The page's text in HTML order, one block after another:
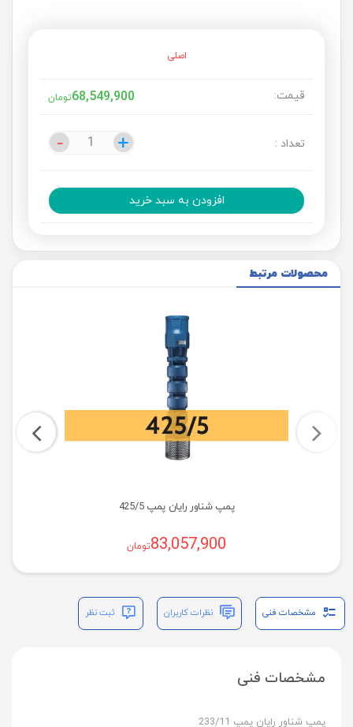
اصلی
قیمت: 68,549,900تومان
تعداد : +
- +
-
افزودن به سبد خرید
محصولات مرتبط
پمپ شناور رایان پمپ 425/5
83,057,900تومان
مشخصات فنی نظرات کاربران ثبت نظر
مشخصات فنی
پمپ شناور رایان پمپ 233/11